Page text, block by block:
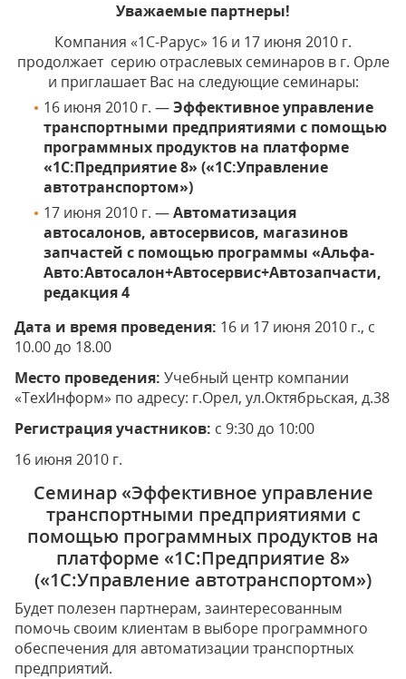
Уважаемые партнеры!
Компания «1С-Рарус» 16 и 17 июня 2010 г.
продолжает серию отраслевых семинаров в г. Орле
и приглашает Вас на следующие семинары:
16 июня 2010 г. —Эффективное управление
транспортными предприятиями с помощью
программных продуктов на платформе
«1С:Предприятие 8» («1С:Управление
автотранспортом»)
17 июня 2010 г. —Автоматизация
автосалонов, автосервисов, магазинов
запчастей с помощью программы «Альфа-
Авто:Автосалон+Автосервис+Автозапчасти,
редакция 4
Дата и время проведения: 16 и 17 июня 2010 г., с
10.00 до 18.00
Место проведения: Учебный центр компании
«ТехИнформ» по адресу: г.Орел, ул.Октябрьская, д.38
Регистрация участников: с 9:30 до 10:00
16 июня 2010 г.
Семинар «Эффективное управление
транспортными предприятиями с
помощью программных продуктов на
платформе «1С:Предприятие 8»
(«1С:Управление автотранспортом»)
Будет полезен партнерам, заинтересованным
помочь своим клиентам в выборе программного
обеспечения для автоматизации транспортных
предприятий.